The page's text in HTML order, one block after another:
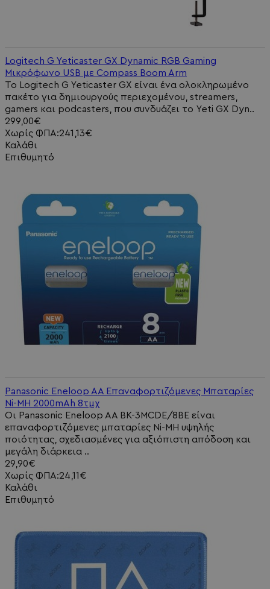
Logitech G Yeticaster GX Dynamic RGB Gaming
Μικρόφωνο USB με Compass Boom Arm
Το Logitech G Yeticaster GX είναι ένα ολοκληρωμένο
πακέτο για δημιουργούς περιεχομένου, streamers,
gamers και podcasters, που συνδυάζει το Yeti GX Dyn..
299,00€
Χωρίς ΦΠΑ:241,13€
Καλάθι
Επιθυμητό
Panasonic Eneloop AA Επαναφορτιζόμενες Μπαταρίες
Ni-MH 2000mAh 8τμχ
Οι Panasonic Eneloop AA BK-3MCDE/8BE είναι
επαναφορτιζόμενες μπαταρίες Ni-MH υψηλής
ποιότητας, σχεδιασμένες για αξιόπιστη απόδοση και
μεγάλη διάρκεια ..
29,90€
Χωρίς ΦΠΑ:24,11€
Καλάθι
Επιθυμητό